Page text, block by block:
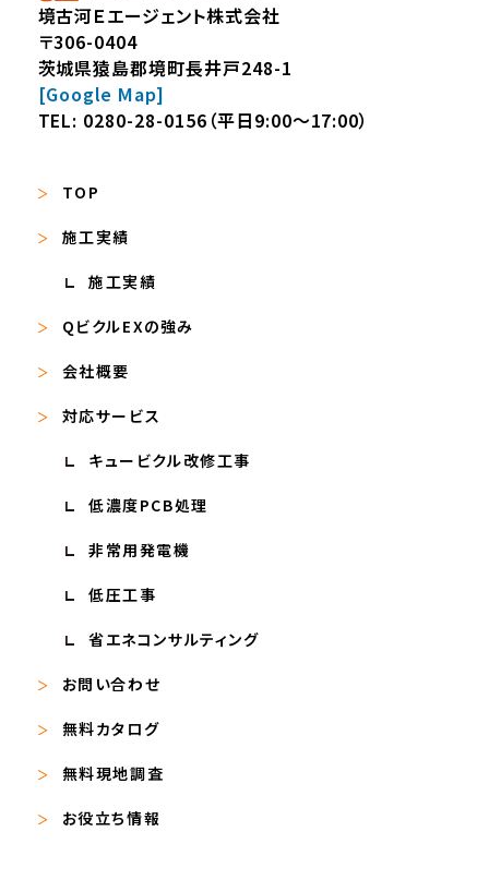
境古河Ｅエージェント株式会社
〒306-0404
茨城県猿島郡境町長井戸248-1
[Google Map]
TEL: 0280-28-0156 （平日9:00～17:00）
TOP
施工実績
施工実績
QビクルEXの強み
会社概要
対応サービス
キュービクル改修工事
低濃度PCB処理
非常用発電機
低圧工事
省エネコンサルティング
お問い合わせ
無料カタログ
無料現地調査
お役立ち情報